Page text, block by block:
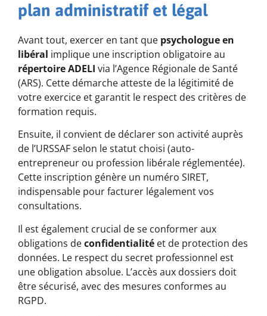
plan administratif et légal
Avant tout, exercer en tant que psychologue en
libéral implique une inscription obligatoire au
répertoire ADELI via l’Agence Régionale de Santé
(ARS). Cette démarche atteste de la légitimité de
votre exercice et garantit le respect des critères de
formation requis.
Ensuite, il convient de déclarer son activité auprès
de l’URSSAF selon le statut choisi (auto-
entrepreneur ou profession libérale réglementée).
Cette inscription génère un numéro SIRET,
indispensable pour facturer légalement vos
consultations.
Il est également crucial de se conformer aux
obligations deconfidentialité et de protection des
données. Le respect du secret professionnel est
une obligation absolue. L’accès aux dossiers doit
être sécurisé, avec des mesures conformes au
RGPD.